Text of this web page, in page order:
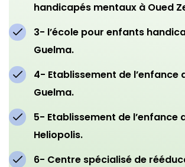
handicapés mentaux à Oued
3- l’école pour enfants
Guelma.
4- Etablissement de l’enfance
Guelma.
5- Etablissement de l’enfance
Heliopolis.
6- Centre spécialisé de